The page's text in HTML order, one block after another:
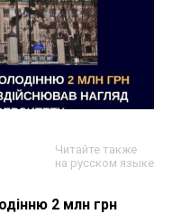
Читайте также
на русском языке
2 млн грн